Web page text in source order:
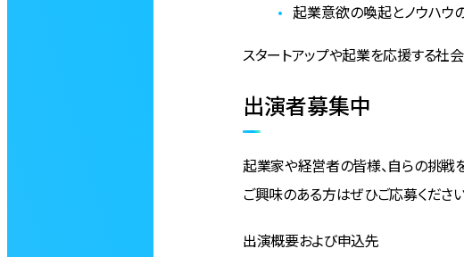
起業意欲の喚起とノウハウ
スタートアップや起業を応援する社
出演者募集中
起業家や経営者の皆様、自らの挑戦
ご興味のある方はぜひご応募くださ
出演概要および申込先